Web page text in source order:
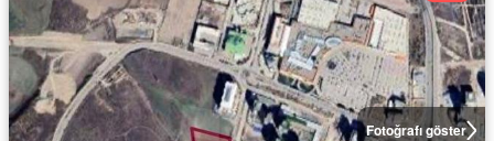
Fotoğrafı göster